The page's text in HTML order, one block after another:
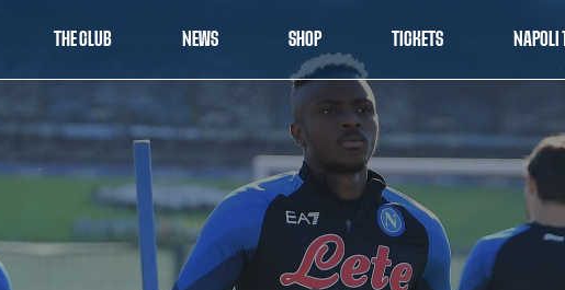
THE CLUB NEWS SHOP TICKETS NAPOLI